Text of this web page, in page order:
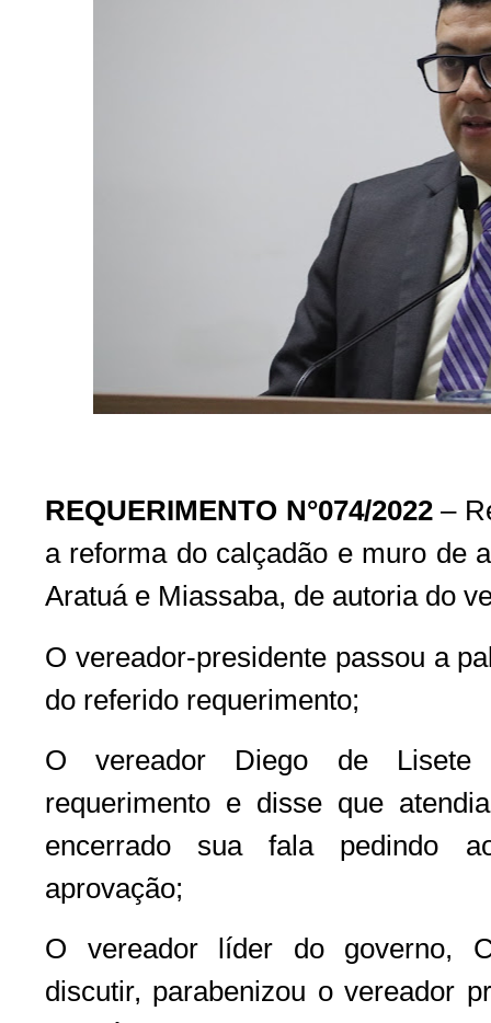
REQUERIMENTO N°074/2022–
a reforma do calçadão e muro de
Aratuá e Miassaba, de autoria do
O vereador-presidente passou a
do referido requerimento;
O vereador Diego de
requerimento e disse que
encerrado sua fala pedindo
aprovação;
O vereador líder do governo,
discutir, parabenizou o vereador